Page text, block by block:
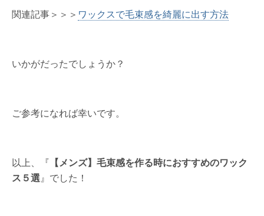
関連記事＞＞＞ ワックスで毛束感を綺麗に出す方法
いかがだったでしょうか？
ご参考になれば幸いです。
以上、『 【メンズ】毛束感を作る時におすすめのワック
ス５選』でした！